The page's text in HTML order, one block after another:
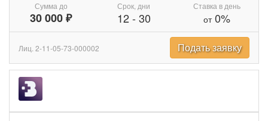
Сумма до
30 000 ₽
Срок, дни
12- 30
Ставка в день
от0%
Лиц. 2-11-05-73-000002 Подать заявку